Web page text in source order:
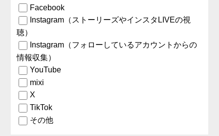
Facebook
Instagram（ストーリーズやインスタLIVEの視
聴）
Instagram（フォローしているアカウントからの
情報収集）
YouTube
mixi
X
TikTok
その他